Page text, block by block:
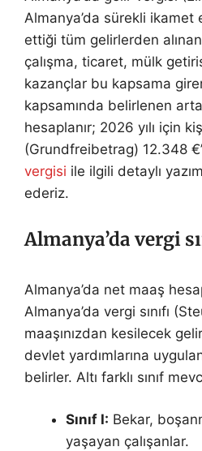
Almanya’da sürekli ikamet
ettiği tüm gelirlerden
çalışma, ticaret, mülk
kazançlar bu kapsama
kapsamında belirlenen
hesaplanır; 2026 yılı için
(Grundfreibetrag) 12.348
vergisi ile ilgili detaylı
ederiz.
Almanya’da vergi
Almanya’da net maaş
Almanya’da vergi sınıfı
maaşınızdan kesilecek
devlet yardımlarına
belirler. Altı farklı sınıf
Sınıf I: Bekar,
yaşayan çalışanlar.